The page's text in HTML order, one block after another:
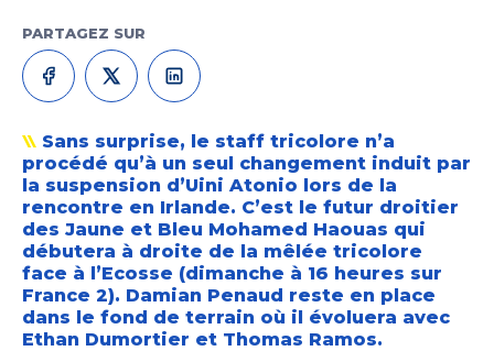
PARTAGEZ SUR
Sans surprise, le staff tricolore n’a
procédé qu’à un seul changement induit par
la suspension d’Uini Atonio lors de la
rencontre en Irlande. C’est le futur droitier
des Jaune et Bleu Mohamed Haouas qui
débutera à droite de la mêlée tricolore
face à l’Ecosse (dimanche à 16 heures sur
France 2). Damian Penaud reste en place
dans le fond de terrain où il évoluera avec
Ethan Dumortier et Thomas Ramos.